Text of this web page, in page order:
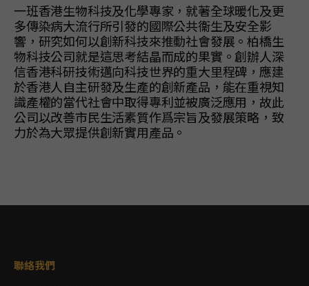
一班香港生物科技及化學專家，就著全球暖化及更
多傳染病大流行所引發的國際公共衞生及安全影
響，研究如何以創新科技來推動社會發展。柏橋生
物科技公司就是這思考結晶而成的果實。創辦人深
信香港科研技術邁向科技世界的重大里程碑，應建
於香港人自主研發及生產的創新產品，能在重視知
識產權的當代社會中取得專利並被廣泛應用，故此
公司以改善市民生活素質作爲宗旨及發展策略，致
力於為大眾提供創新實用產品。
聯絡我們